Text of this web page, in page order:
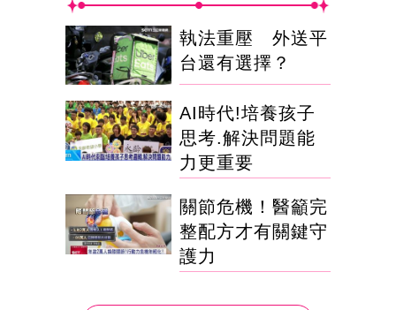
執法重壓 外送平
台還有選擇？
AI時代!培養孩子
思考.解決問題能
力更重要
關節危機！醫籲完
整配方才有關鍵守
護力